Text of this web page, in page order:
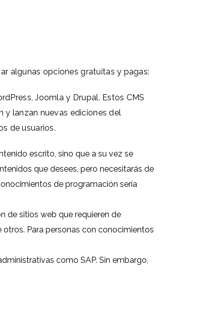
algunas opciones gratuitas y pagas:
Joomla y Drupal. Estos CMS
y lanzan nuevas ediciones del
de usuarios.
escrito, sino que a su vez se
que desees, pero necesitarás de
de programación sería
de sitios web que requieren de
Para personas con conocimientos
como SAP. Sin embargo,